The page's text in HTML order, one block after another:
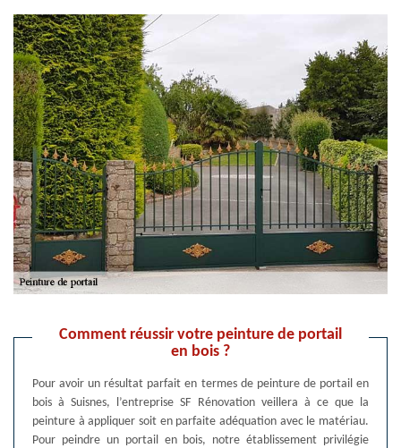
Comment réussir votre peinture de portail
en bois ?
Pour avoir un résultat parfait en termes de peinture de portail en
bois à Suisnes, l’entreprise SF Rénovation veillera à ce que la
peinture à appliquer soit en parfaite adéquation avec le matériau.
Pour peindre un portail en bois, notre établissement privilégie